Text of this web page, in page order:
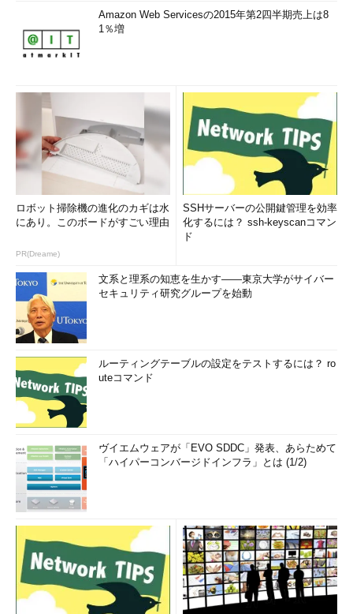
Amazon Web Servicesの2015年第2四半期売上は8
1％増
ロボット掃除機の進化のカギは水
にあり。このボードがすごい理由
PR(Dreame)
SSHサーバーの公開鍵管理を効率
化するには？ ssh-keyscanコマン
ド
文系と理系の知恵を生かす――東京大学がサイバー
セキュリティ研究グループを始動
ルーティングテーブルの設定をテストするには？ ro
uteコマンド
ヴイエムウェアが「EVO SDDC」発表、あらためて
「ハイパーコンバージドインフラ」とは (1/2)